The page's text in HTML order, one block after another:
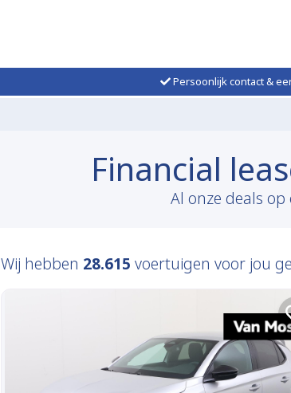
Persoonlijk contact &
Financial
Al onze deals op
Wij hebben 28.615 voertuigen voor jou